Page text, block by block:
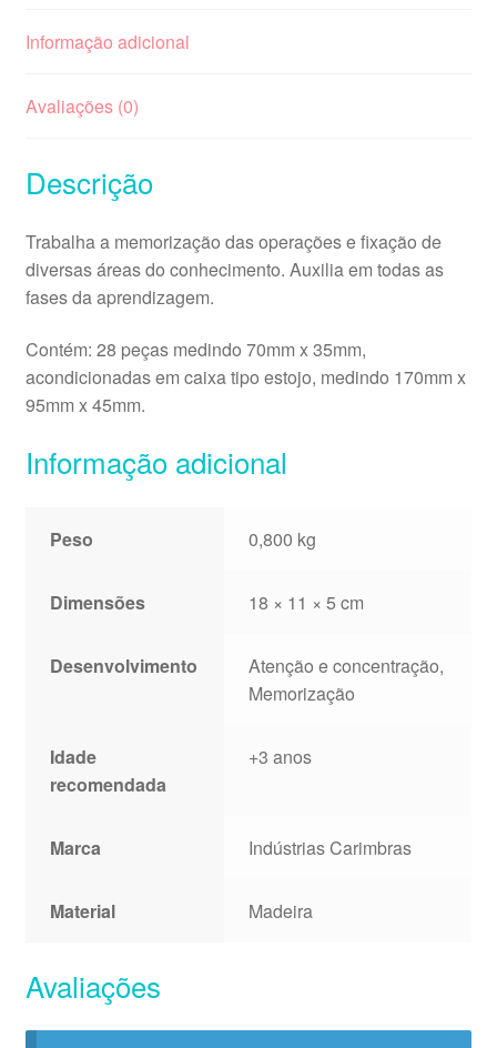
Informação adicional
Avaliações (0)
Descrição
Trabalha a memorização das operações e fixação de
diversas áreas do conhecimento. Auxilia em todas as
fases da aprendizagem.
Contém: 28 peças medindo 70mm x 35mm,
acondicionadas em caixa tipo estojo, medindo 170mm x
95mm x 45mm.
Informação adicional
Peso 0,800 kg
Dimensões 18 × 11 × 5 cm
Desenvolvimento
Atenção e concentração,
Memorização
Idade
recomendada
+3 anos
Marca Indústrias Carimbras
Material Madeira
Avaliações